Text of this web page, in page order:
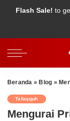
Flash Sale! to
Beranda » Blog »
Tafaqquh
Mengurai